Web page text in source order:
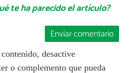
te ha parecido el artículo?
Enviar comentario
desactive
o complemento que pueda